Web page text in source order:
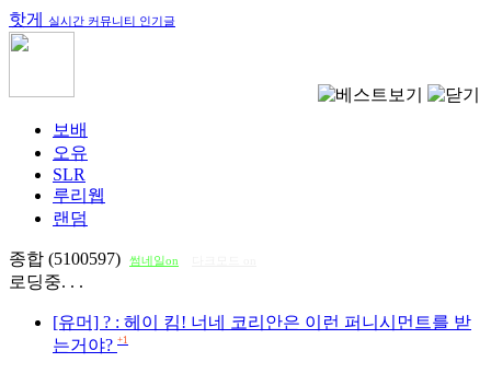
핫게 실시간 커뮤니티 인기글
보배
오유
SLR
루리웹
랜덤
종합 (5100597) 썸네일on
로딩중. . .
[유머] ? : 헤이 킴! 너네 코리안은 이런 퍼니시먼트를 받
는거야? +1